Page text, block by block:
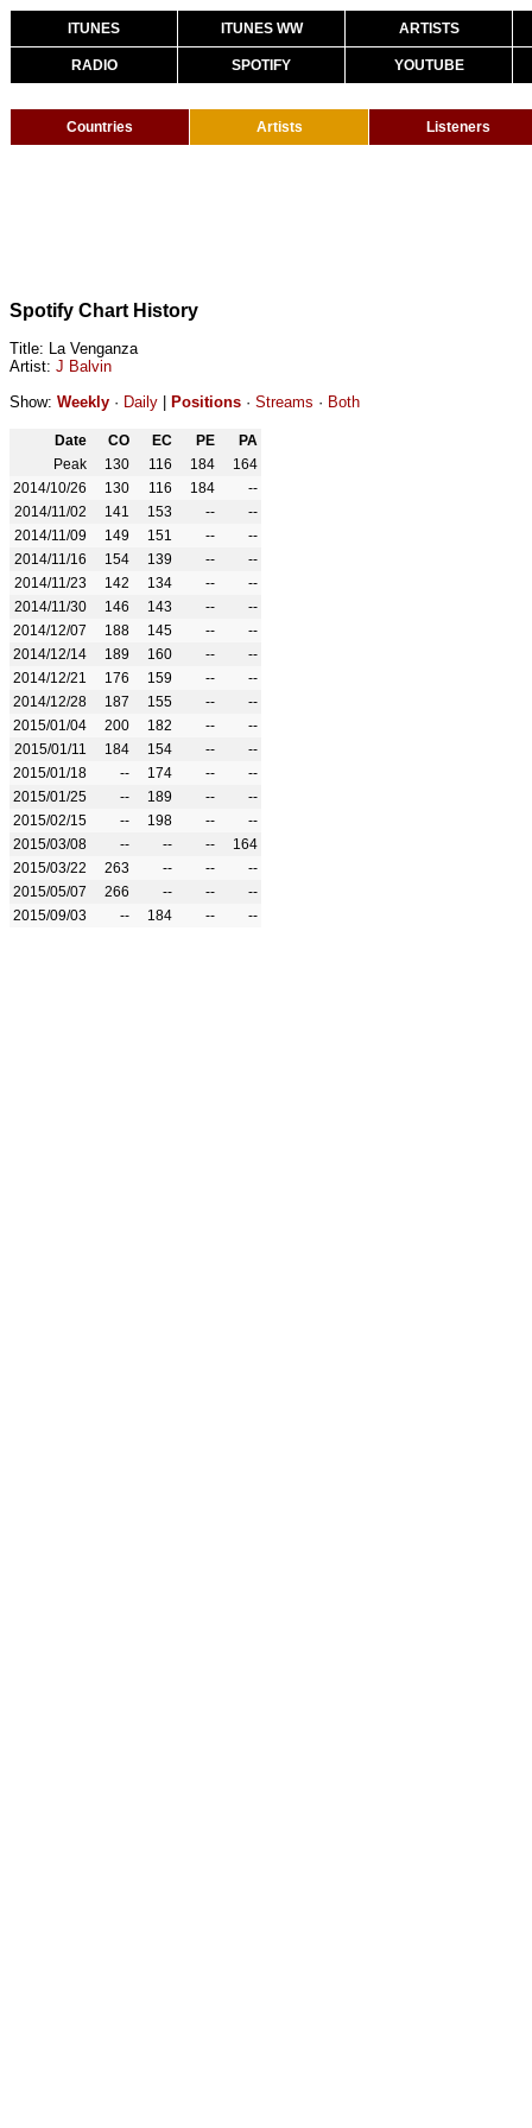
ITUNES ITUNES WW ARTISTS
RADIO SPOTIFY YOUTUBE
Countries Artists Listeners
Spotify Chart History
Title: La Venganza
Artist: J Balvin
Show: Weekly · Daily Positions · Streams · Both
Date CO EC PE
PA
Peak
130 116 184
164
2014/10/26
130 116 184
--
2014/11/02
141 153 --
--
2014/11/09
149 151 --
--
2014/11/16
154 139 --
--
2014/11/23
142 134 --
--
2014/11/30
146 143 --
--
2014/12/07
188 145 --
--
2014/12/14
189 160 --
--
2014/12/21
176 159 --
--
2014/12/28
187 155 --
--
2015/01/04
200 182 --
--
2015/01/11
184 154 --
--
2015/01/18
-- 174 --
--
2015/01/25
-- 189 --
--
2015/02/15
-- 198 --
--
2015/03/08
-- -- --
164
2015/03/22
263 -- --
--
2015/05/07
266 -- --
--
2015/09/03
-- 184 -- --